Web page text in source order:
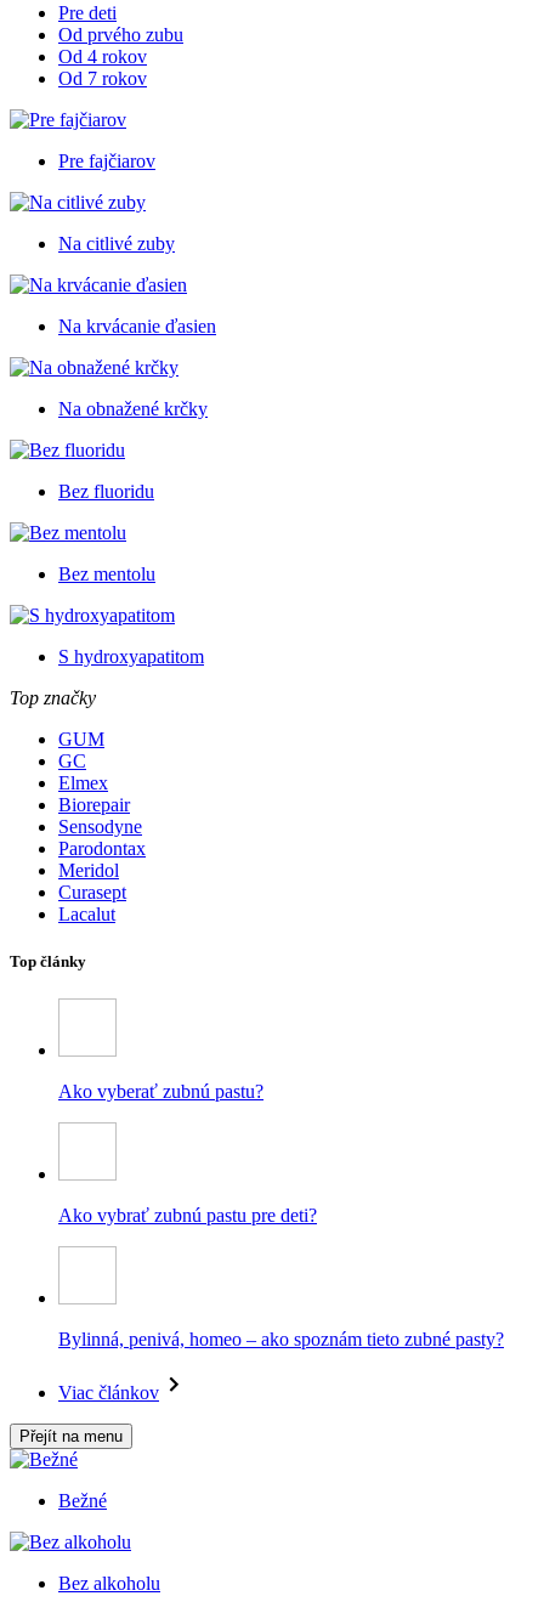
Pre deti
Od prvého zubu
Od 4 rokov
Od 7 rokov
Pre fajčiarov
Na citlivé zuby
Na krvácanie ďasien
Na obnažené krčky
Bez fluoridu
Bez mentolu
S hydroxyapatitom
Top značky
GUM
GC
Elmex
Biorepair
Sensodyne
Parodontax
Meridol
Curasept
Lacalut
Top články
Ako vyberať zubnú pastu?
Ako vybrať zubnú pastu pre deti?
Bylinná, penivá, homeo – ako spoznám tieto zubné pasty?
Viac článkov
Přejít na menu
Bežné
Bez alkoholu